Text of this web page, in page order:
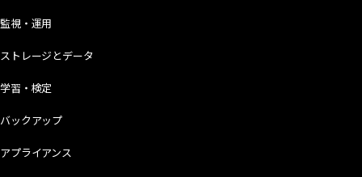
監視・運用
ストレージとデータ
学習・検定
バックアップ
アプライアンス